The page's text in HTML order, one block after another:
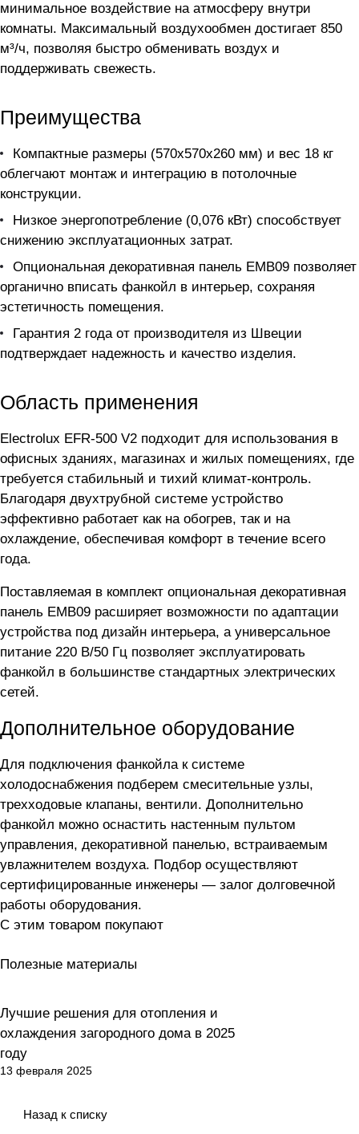
минимальное воздействие на атмосферу внутри
комнаты. Максимальный воздухообмен достигает 850
м³/ч, позволяя быстро обменивать воздух и
поддерживать свежесть.
Преимущества
Компактные размеры (570x570x260 мм) и вес 18 кг
облегчают монтаж и интеграцию в потолочные
конструкции.
Низкое энергопотребление (0,076 кВт) способствует
снижению эксплуатационных затрат.
Опциональная декоративная панель EMB09 позволяет
органично вписать фанкойл в интерьер, сохраняя
эстетичность помещения.
Гарантия 2 года от производителя из Швеции
подтверждает надежность и качество изделия.
Область применения
Electrolux EFR-500 V2 подходит для использования в
офисных зданиях, магазинах и жилых помещениях, где
требуется стабильный и тихий климат-контроль.
Благодаря двухтрубной системе устройство
эффективно работает как на обогрев, так и на
охлаждение, обеспечивая комфорт в течение всего
года.
Поставляемая в комплект опциональная декоративная
панель EMB09 расширяет возможности по адаптации
устройства под дизайн интерьера, а универсальное
питание 220 В/50 Гц позволяет эксплуатировать
фанкойл в большинстве стандартных электрических
сетей.
Дополнительное оборудование
Для подключения фанкойла к системе
холодоснабжения подберем смесительные узлы,
трехходовые клапаны, вентили. Дополнительно
фанкойл можно оснастить настенным пультом
управления, декоративной панелью, встраиваемым
увлажнителем воздуха. Подбор осуществляют
сертифицированные инженеры — залог долговечной
работы оборудования.
С этим товаром покупают
Полезные материалы
Кондиционирование
Лучшие решения для отопления и
охлаждения загородного дома в 2025
году
13 февраля 2025
Назад к списку